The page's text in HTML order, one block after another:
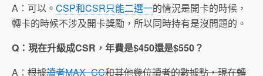
Airbnb
Away
A：可以。 CSP和CSR只能二選一的情況是開卡的時候，
轉卡的時候不涉及開卡獎勵，所以同時持有是沒問題的。
Q：現在升級成CSR，年費是$450還是$550？
A： 根據讀者MAX_CC和其他幾位讀者的數據點，現在轉